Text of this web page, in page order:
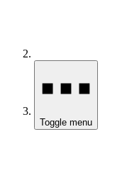
Toggle menu